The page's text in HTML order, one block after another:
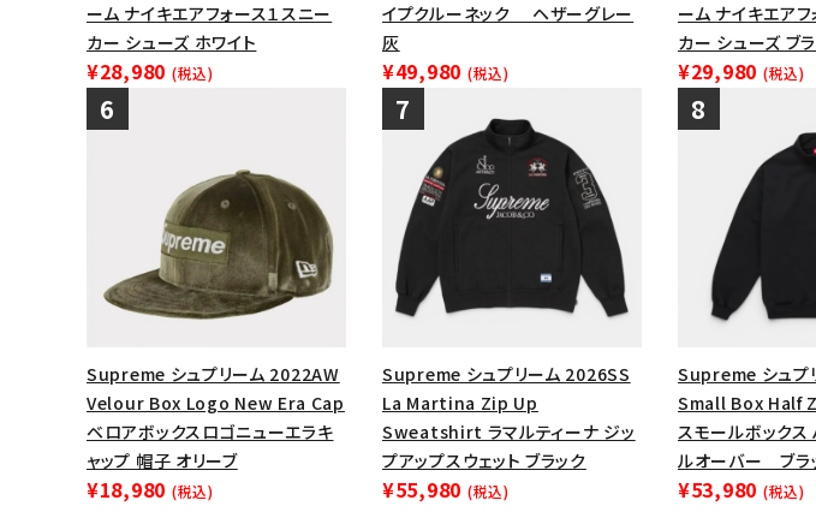
ーム ナイキエアフォース１スニー
カー シューズ ホワイト
¥28,980 (税込)
イプクルーネック ヘザーグレー
灰
¥49,980 (税込)
ーム ナイキエア
カー シューズ ブ
¥29,980 (税込)
Supreme シュプリーム 2022AW
Velour Box Logo New Era Cap
ベロアボックスロゴニューエラキ
ャップ 帽子 オリーブ
¥18,980 (税込)
Supreme シュプリーム 2026SS
La Martina Zip Up
Sweatshirt ラマルティーナ ジッ
プアップスウェット ブラック
¥55,980 (税込)
Supreme シュプ
Small Box Half
スモールボックス
ルオーバー ブラ
¥53,980 (税込)